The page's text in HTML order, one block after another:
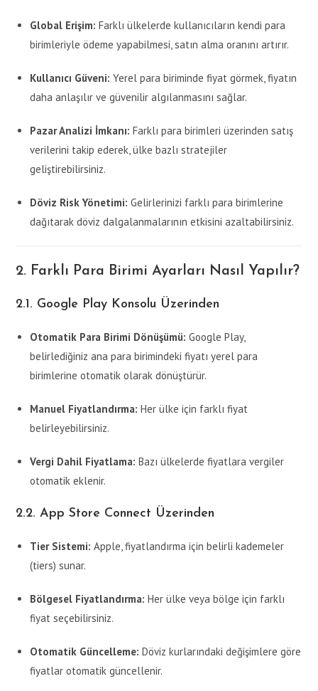
Global Erişim: Farklı ülkelerde kullanıcıların kendi para
birimleriyle ödeme yapabilmesi, satın alma oranını artırır.
Kullanıcı Güveni: Yerel para biriminde fiyat görmek, fiyatın
daha anlaşılır ve güvenilir algılanmasını sağlar.
Pazar Analizi İmkanı: Farklı para birimleri üzerinden satış
verilerini takip ederek, ülke bazlı stratejiler
geliştirebilirsiniz.
Döviz Risk Yönetimi: Gelirlerinizi farklı para birimlerine
dağıtarak döviz dalgalanmalarının etkisini azaltabilirsiniz.
2. Farklı Para Birimi Ayarları Nasıl Yapılır?
2.1. Google Play Konsolu Üzerinden
Otomatik Para Birimi Dönüşümü: Google Play,
belirlediğiniz ana para birimindeki fiyatı yerel para
birimlerine otomatik olarak dönüştürür.
Manuel Fiyatlandırma: Her ülke için farklı fiyat
belirleyebilirsiniz.
Vergi Dahil Fiyatlama: Bazı ülkelerde fiyatlara vergiler
otomatik eklenir.
2.2. App Store Connect Üzerinden
Tier Sistemi: Apple, fiyatlandırma için belirli kademeler
(tiers) sunar.
Bölgesel Fiyatlandırma: Her ülke veya bölge için farklı
fiyat seçebilirsiniz.
Otomatik Güncelleme: Döviz kurlarındaki değişimlere göre
fiyatlar otomatik güncellenir.